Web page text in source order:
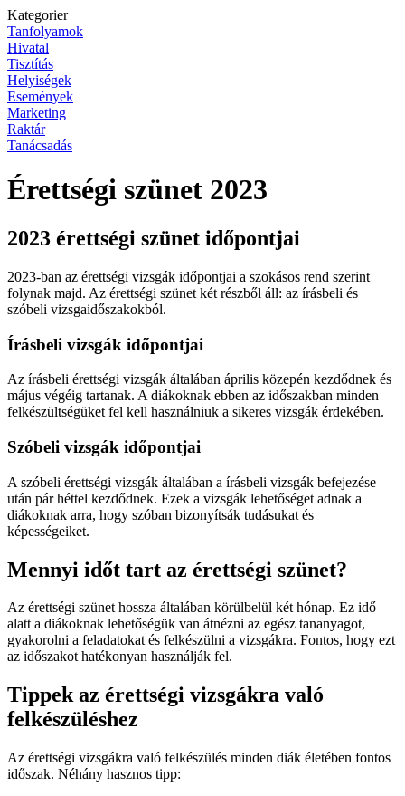
Kategorier
Tanfolyamok
Hivatal
Tisztítás
Helyiségek
Események
Marketing
Raktár
Tanácsadás
Érettségi szünet 2023
2023 érettségi szünet időpontjai
2023-ban az érettségi vizsgák időpontjai a szokásos rend szerint
folynak majd. Az érettségi szünet két részből áll: az írásbeli és
szóbeli vizsgaidőszakokból.
Írásbeli vizsgák időpontjai
Az írásbeli érettségi vizsgák általában április közepén kezdődnek és
május végéig tartanak. A diákoknak ebben az időszakban minden
felkészültségüket fel kell használniuk a sikeres vizsgák érdekében.
Szóbeli vizsgák időpontjai
A szóbeli érettségi vizsgák általában a írásbeli vizsgák befejezése
után pár héttel kezdődnek. Ezek a vizsgák lehetőséget adnak a
diákoknak arra, hogy szóban bizonyítsák tudásukat és
képességeiket.
Mennyi időt tart az érettségi szünet?
Az érettségi szünet hossza általában körülbelül két hónap. Ez idő
alatt a diákoknak lehetőségük van átnézni az egész tananyagot,
gyakorolni a feladatokat és felkészülni a vizsgákra. Fontos, hogy ezt
az időszakot hatékonyan használják fel.
Tippek az érettségi vizsgákra való
felkészüléshez
Az érettségi vizsgákra való felkészülés minden diák életében fontos
időszak. Néhány hasznos tipp: